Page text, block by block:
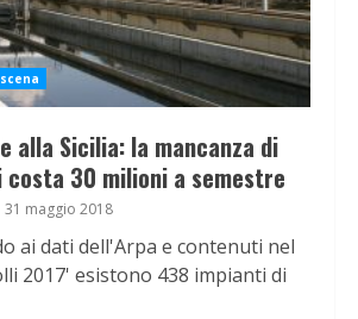
alla Sicilia: la mancanza di
30 milioni a semestre
31 maggio 2018
ai dati dell'Arpa e contenuti nel
2017' esistono 438 impianti di